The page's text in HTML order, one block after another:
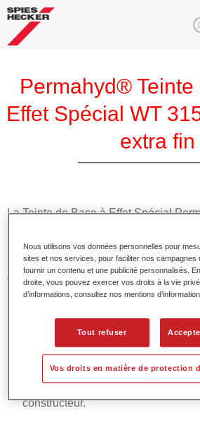
Permahyd®
Effet Spécial WT
extra fin
La Teinte de Base à Effet Spécial
nacré extra fin est utilisable dans les
Hi-TEC 480 et Permahyd 286.
Caractéristiques du produit
Application facile et rapide.
Permet des raccords faciles et
Offre un très bon pouvoir couvrant.
Utilisée pour réparer les teintes à
constructeur.
Nous utilisons vos données personnelles pour
sites et nos services, pour faciliter nos campagnes
fournir un contenu et une publicité personnalisés.
droite, vous pouvez exercer vos droits à la vie
d’informations, consultez nos mentions d’information
Tout refuser
Vos droits en matière de protection